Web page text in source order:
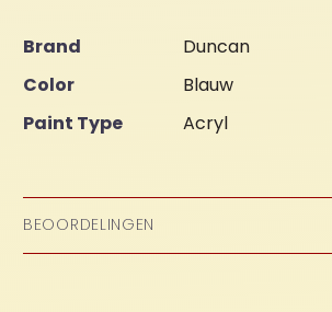
Brand
Duncan
Color
Blauw
Paint Type
Acryl
BEOORDELINGEN